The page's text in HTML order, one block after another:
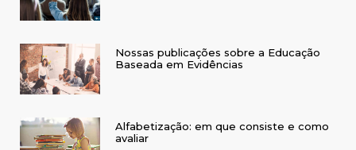
Nossas publicações sobre a Educação
Baseada em Evidências
Alfabetização: em que consiste e como
avaliar